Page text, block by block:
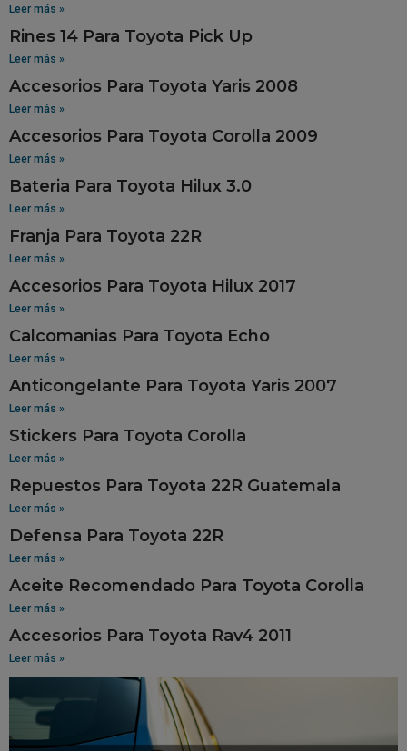
Leer más »
Rines 14 Para Toyota Pick Up
Leer más »
Accesorios Para Toyota Yaris 2008
Leer más »
Accesorios Para Toyota Corolla 2009
Leer más »
Bateria Para Toyota Hilux 3.0
Leer más »
Franja Para Toyota 22R
Leer más »
Accesorios Para Toyota Hilux 2017
Leer más »
Calcomanias Para Toyota Echo
Leer más »
Anticongelante Para Toyota Yaris 2007
Leer más »
Stickers Para Toyota Corolla
Leer más »
Repuestos Para Toyota 22R Guatemala
Leer más »
Defensa Para Toyota 22R
Leer más »
Aceite Recomendado Para Toyota Corolla
Leer más »
Accesorios Para Toyota Rav4 2011
Leer más »